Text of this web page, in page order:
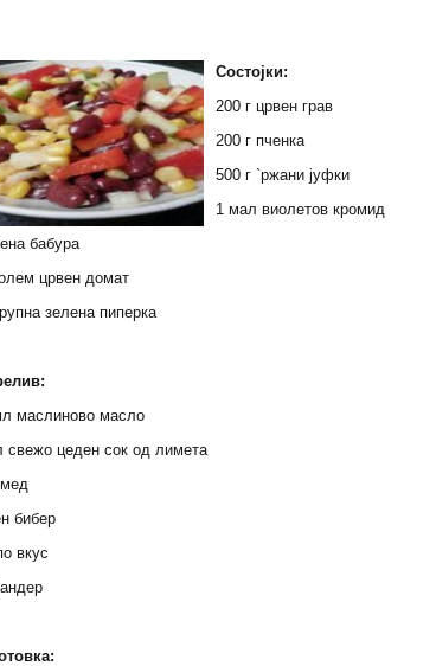
Состојки:
200 г црвен грав
200 г пченка
500 г `ржани јуфки
1 мал виолетов кромид
бабура
црвен домат
зелена пиперка
маслиново масло
свежо цеден сок од лимета
бибер
вкус